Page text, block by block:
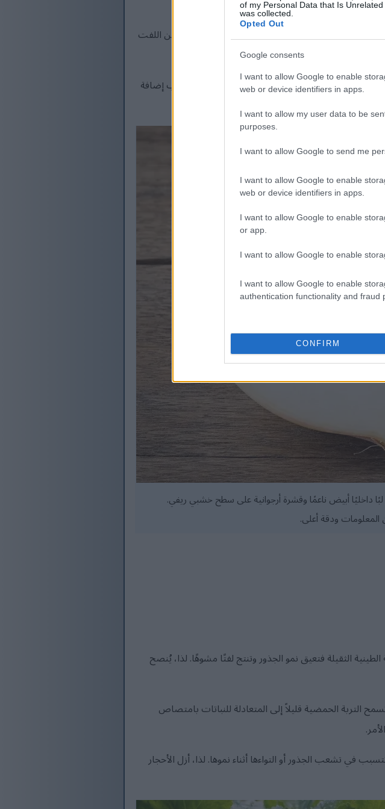
of my Personal Data that Is
was collected.
Opted Out
Google consents
I want to allow Google to enable
web or device identifiers in apps.
I want to allow my user data to be
purposes.
I want to allow Google to send me
I want to allow Google to enable
web or device identifiers in apps.
I want to allow Google to enable
or app.
I want to allow Google to enable
I want to allow Google to enable
authentication functionality and fraud
CONFIRM
الملفوف أو أوراق الخردل. يزرع العديد من البستانيين اللفت
زيت الزيتون والثوم والملح والفلفل بشكلٍ رائع. جرّب إضافة
داخليًا أبيض ناعمًا وقشرة أرجوانية على سطح خشبي ريفي.
ودقة أعلى.
الثقيلة فتعيق نمو الجذور وتنتج لفتًا مشوهًا. لذا، يُنصح
الرقم الهيدروجيني الأمثل للتربة المناسبة لزراعة اللفت بين 6.0 و7.0. تسمح التربة الحمضية قليلاً إلى المتعادلة للنباتات بامتصاص
في تشعب الجذور أو التواءها أثناء نموها. لذا، أزل الأحجار